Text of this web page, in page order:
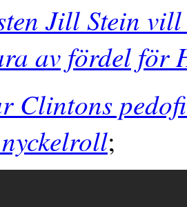
Jill Stein vill
av fördel för
Clintons
;